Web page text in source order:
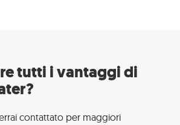
tutti i vantaggi di
contattato per maggiori